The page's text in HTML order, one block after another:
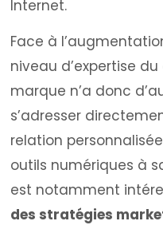
Internet.
Face à
niveau d’expertise
marque n’a donc
s’adresser
relation
outils numériques à
est notamment
des stratégies